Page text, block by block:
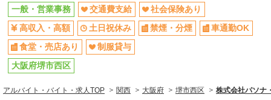
一般・営業事務 交通費支給
社会保険あり
高収入・高額
土日祝休み 禁煙・分煙
車通勤OK
食堂・売店あり
制服貸与
大阪府堺市西区
アルバイト・バイト・求人TOP 関西 大阪府 堺市西区 株式会社パソナ